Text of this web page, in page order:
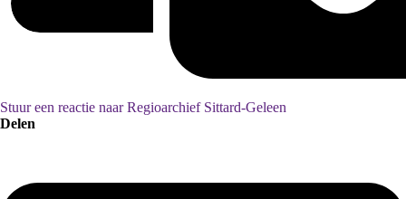
Stuur een reactie naar Regioarchief Sittard-Geleen
Delen